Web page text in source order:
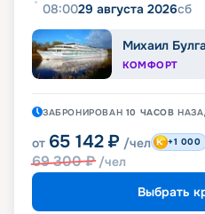
08:0029 августа 2026сб
Михаил
КОМФОРТ
ЗАБРОНИРОВАН 10 ЧАСОВ
от 65 142 ₽ /чел
69 300₽ /чел
+1 000
Выбрать